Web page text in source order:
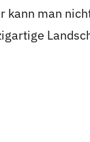
kann man